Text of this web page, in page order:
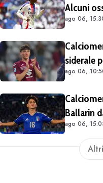
Alcuni
match di
ago 06,
siderale
ago 06,
Ballarin
ago 06,